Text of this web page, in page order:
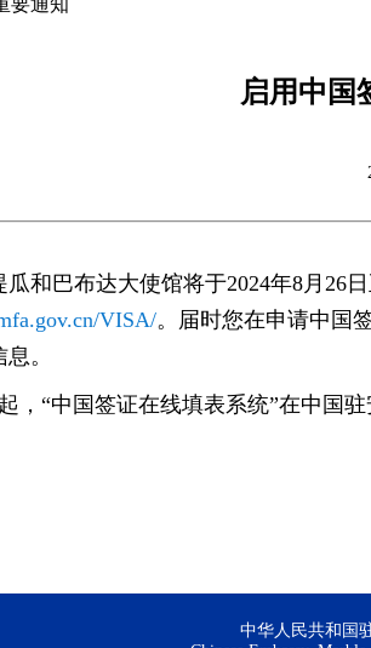
要通知
启用中国
瓜和巴布达大使馆将于2024年8月26
VISA/。届时您在申请中国
息。
，“中国签证在线填表系统”在中国
中华人民共和国